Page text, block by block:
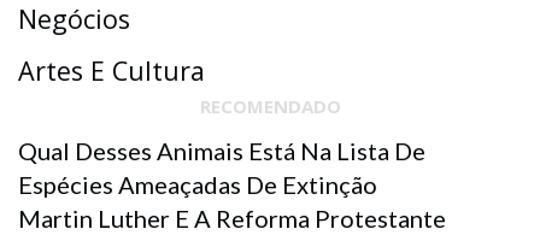
Negócios
Artes E Cultura
RECOMENDADO
Qual Desses Animais Está Na Lista De
Espécies Ameaçadas De Extinção
Martin Luther E A Reforma Protestante